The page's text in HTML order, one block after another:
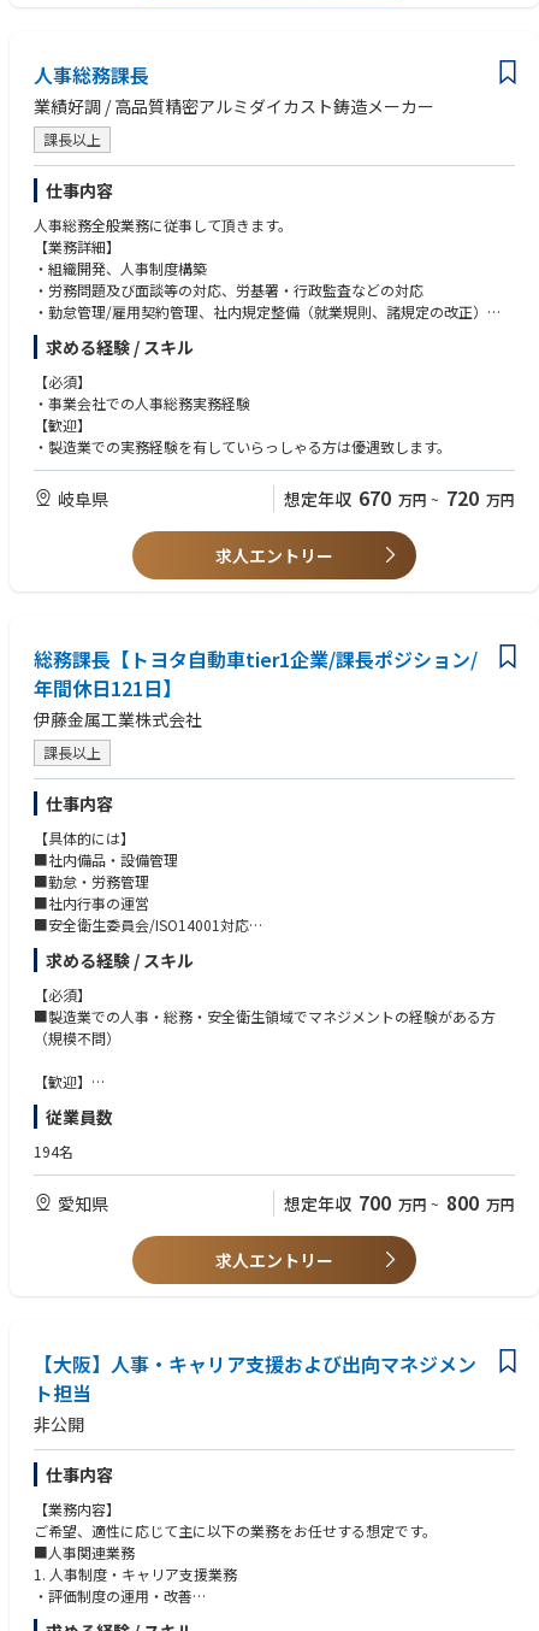
■仕事を通じて得られること
・経営・事業に近い立場での人事戦略推進経験
・グローバルでの組織・人財マネジメント経験
・事業部担当人事としての高度な課題解決能力・影響力の獲得
・人的資本経営の実践経験
■職場の雰囲気
・経営・事業部と密接に連携するダイナミックな環境
・中途採用の入社者も多く、専門性・多様性を尊重する組織
■キャリアパス
・事業部担当人事としての領域拡大（他職能・グローバル）
・CoE／人事企画など、他の人事領域への展開
・将来的な人事責任者
---------------
◆参考
パナソニック オートモーティブシステムズ株式会社は、車載インフォテイ
ンメント、車載エレクトロニクス、自動車用ミラー、車載電池をはじめと
する電動化システムなどを事業領域とし、移動時のライフスタイルの変革
イスやソリューションを提供します。
https://automotive.panasonic.com/
---------------
・主体的に課題設定・解決できる自走力
人事総務課長
業績好調 / 高品質精密アルミダイカスト鋳造メーカー
課長以上
仕事内容
人事総務全般業務に従事して頂きます。
【業務詳細】
・組織開発、人事制度構築
・労務問題及び面談等の対応、労基署・行政監査などの対応
・勤怠管理/雇用契約管理、社内規定整備（就業規則、諸規定の改正）
・安全衛生管理（産業医巡視対応含む） 、BCP関連業務（安否確認、備品
管理、避難訓練など）
・労務問題対応（コンプライアンス担当、顧問弁護士との協議、打合せ）
・工場営繕管理
今までのご経験・スキルにあわせ、できることからお任せしていく方針で
す。
求める経験 / スキル
【必須】
・事業会社での人事総務実務経験
【歓迎】
・製造業での実務経験を有していらっしゃる方は優遇致します。
岐阜県 想定年収 670 万円 ~ 720 万円
求人エントリー
総務課長【トヨタ自動車tier1企業/課長ポジション/
年間休日121日】
伊藤金属工業株式会社
課長以上
仕事内容
【具体的には】
■社内備品・設備管理
■勤怠・労務管理
■社内行事の運営
■安全衛生委員会/ISO14001対応
■従業員対応
■業者依頼・対応
その他にも幅広い業務におけるマネジメントをお任せします。
経営層からの依頼・現場の課題に対して施策を考えて行動計画に落とし込
な課題を場当たり的にこなすのではなく、課題の優先度を見極めて中長期
環境改善に貢献できる非常にやりがいのあるポジションです。
求める経験 / スキル
【必須】
■製造業での人事・総務・安全衛生領域でマネジメントの経験がある方
（規模不問）
【歓迎】
■労務管理（給与計算等）経験3年以上
■安全衛生業務経験3年以上
■ISO14001マネジメント・監査対応経験3年以上
従業員数
194名
愛知県 想定年収 700 万円 ~ 800 万円
求人エントリー
【大阪】人事・キャリア支援および出向マネジメン
ト担当
非公開
仕事内容
【業務内容】
ご希望、適性に応じて主に以下の業務をお任せする想定です。
■人事関連業務
1. 人事制度・キャリア支援業務
・評価制度の運用・改善
・教育マネジメント支援（例：評価者向け研修の企画・実施）